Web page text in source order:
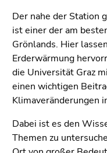
Der nahe der Station
ist einer der am
Grönlands. Hier
Erderwärmung
die Universität Graz
einen wichtigen
Klimaveränderungen
Dabei ist es den
Themen zu